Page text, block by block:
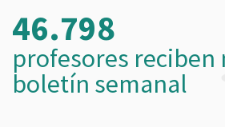
46.798
profesores reciben
boletín semanal